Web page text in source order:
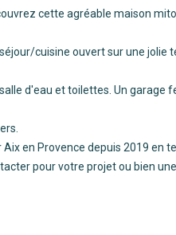
cette agréable maison
cuisine ouvert sur une jolie
d'eau et toilettes. Un garage
en Provence depuis 2019 en
pour votre projet ou bien